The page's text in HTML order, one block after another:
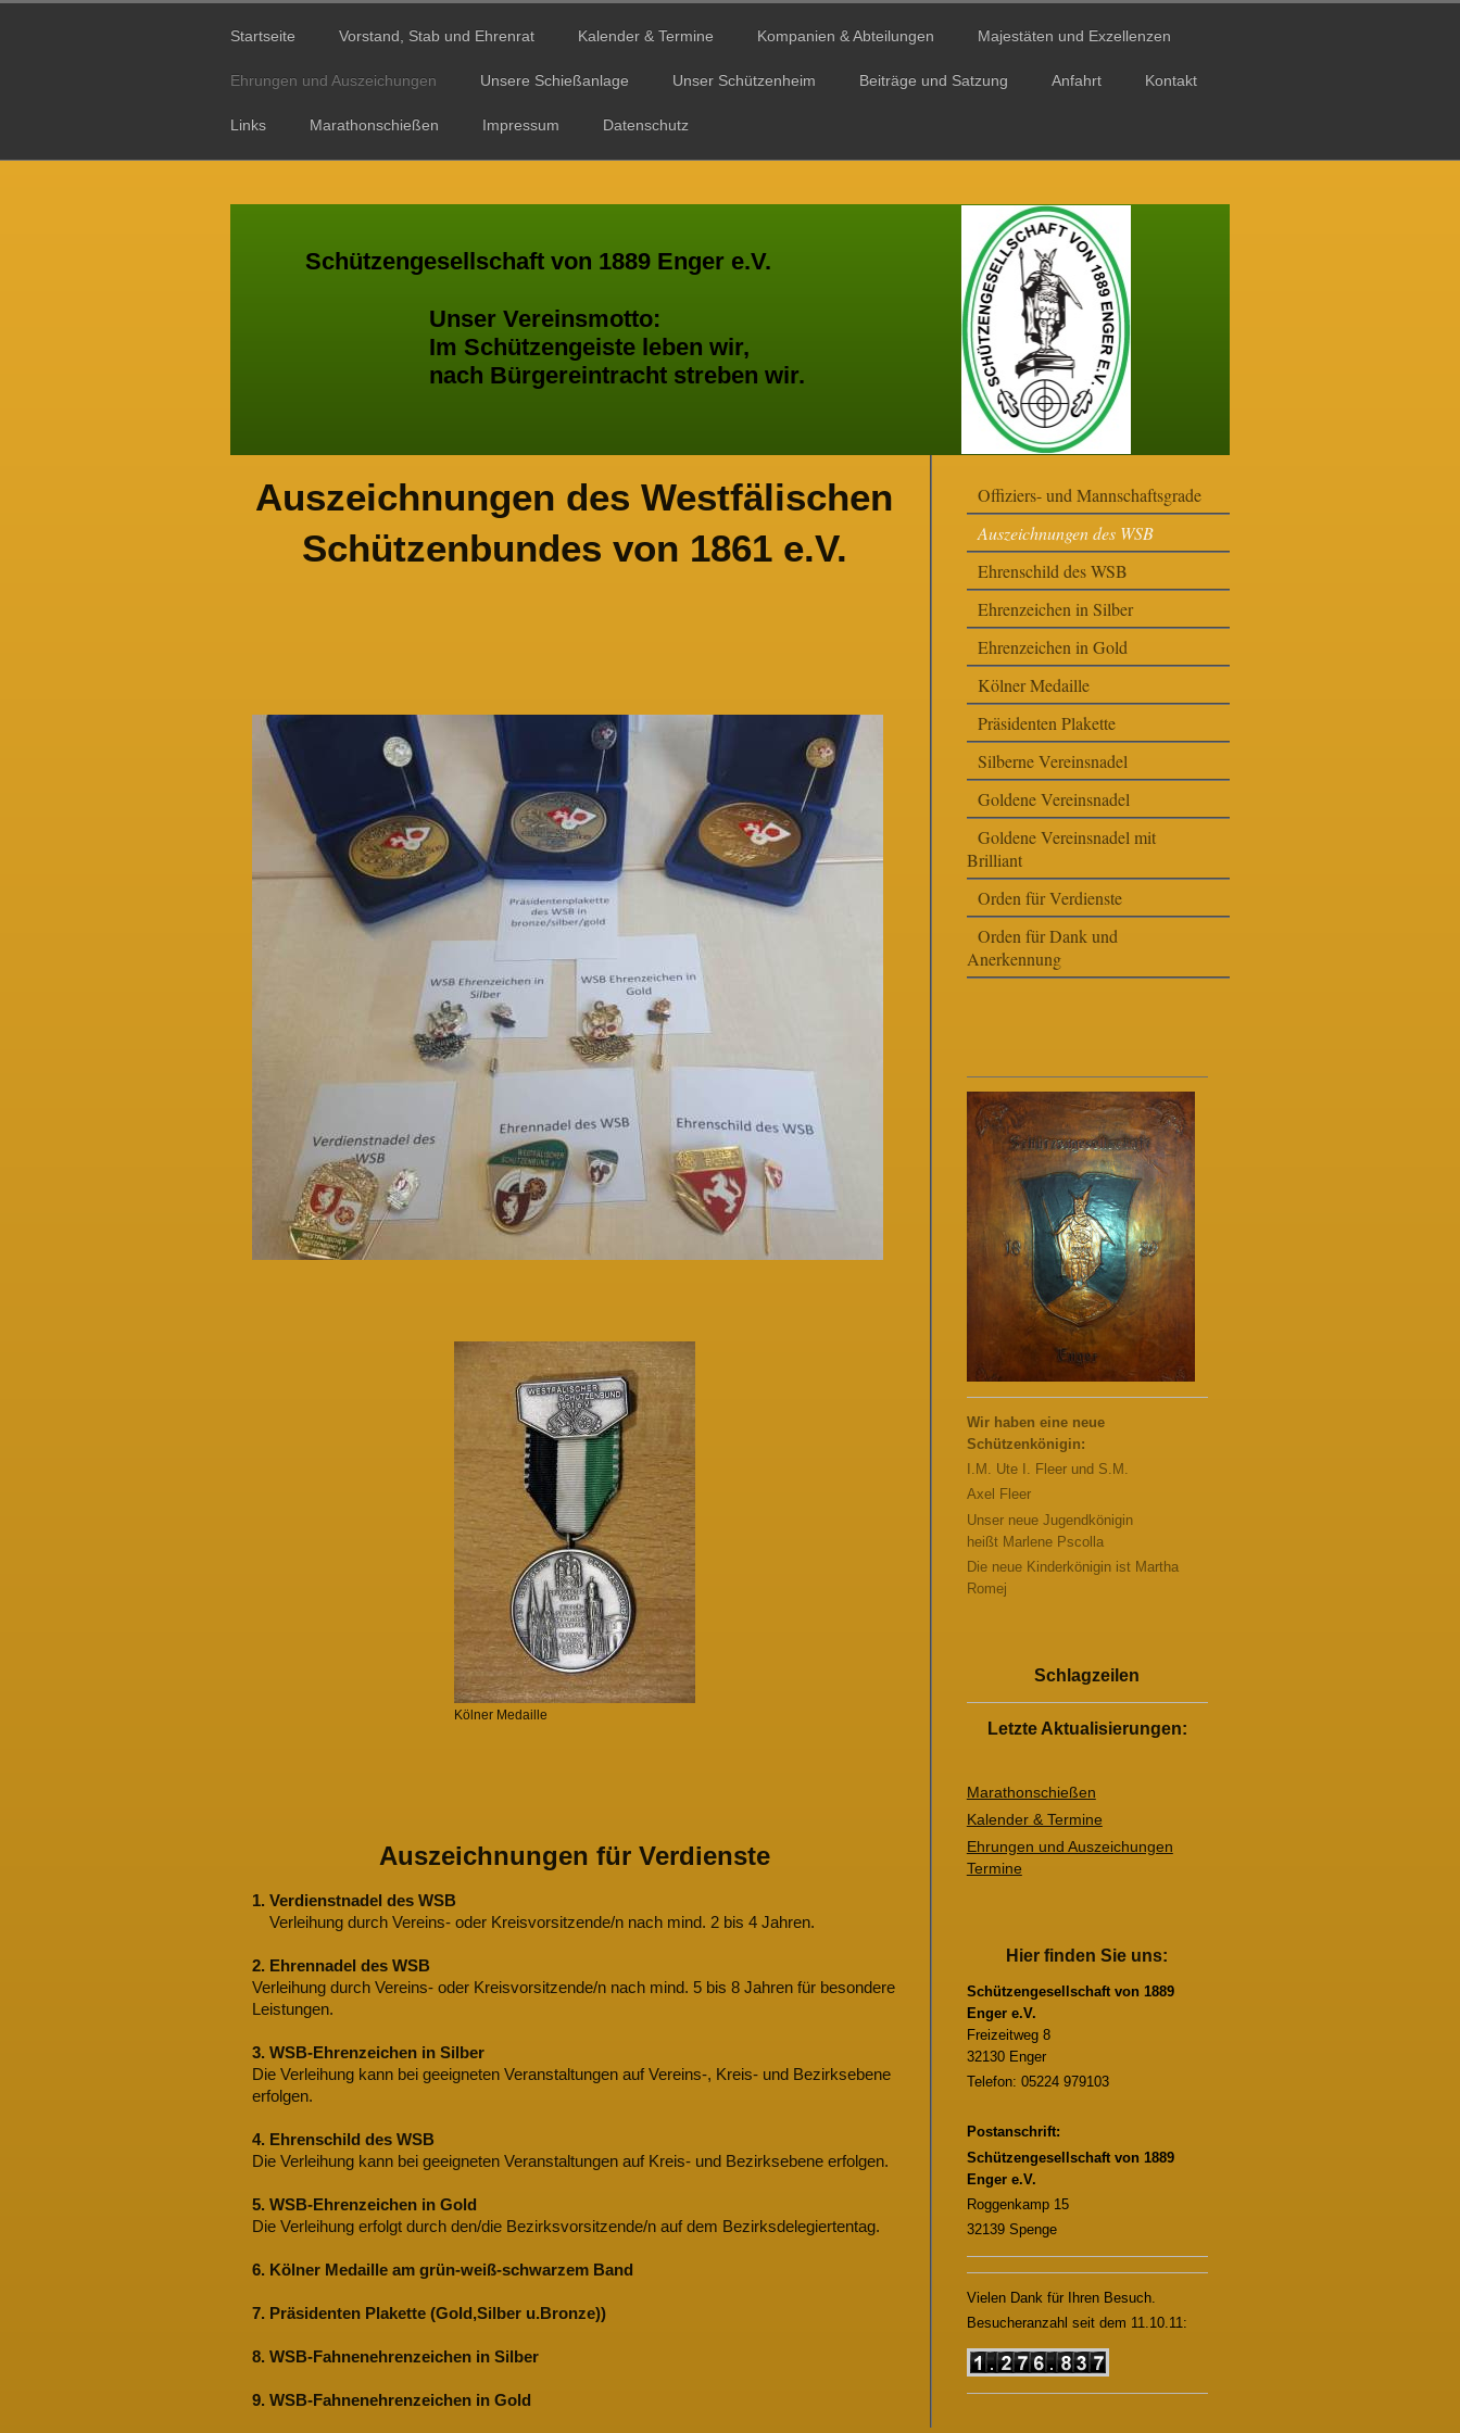
Startseite Vorstand, Stab und Ehrenrat Kalender & Termine Kompanien & Abteilungen Majestäten und Exzellenzen
Ehrungen und Auszeichungen Unsere Schießanlage Unser Schützenheim Beiträge und Satzung Anfahrt Kontakt
Links Marathonschießen Impressum Datenschutz
Schützengesellschaft von 1889 Enger e.V.
Unser Vereinsmotto:
Im Schützengeiste leben wir,
nach Bürgereintracht streben wir.
Auszeichnungen des Westfälischen
Schützenbundes von 1861 e.V.
Kölner Medaille
Auszeichnungen für Verdienste
1. Verdienstnadel des WSB
Verleihung durch Vereins- oder Kreisvorsitzende/n nach mind. 2 bis 4 Jahren.
2. Ehrennadel des WSB
Verleihung durch Vereins- oder Kreisvorsitzende/n nach mind. 5 bis 8 Jahren für besondere
Leistungen.
3. WSB‐Ehrenzeichen in Silber
Die Verleihung kann bei geeigneten Veranstaltungen auf Vereins-, Kreis- und Bezirksebene
erfolgen.
4. Ehrenschild des WSB
Die Verleihung kann bei geeigneten Veranstaltungen auf Kreis- und Bezirksebene erfolgen.
5. WSB-Ehrenzeichen in Gold
Die Verleihung erfolgt durch den/die Bezirksvorsitzende/n auf dem Bezirksdelegiertentag.
6. Kölner Medaille am grün-weiß-schwarzem Band
7. Präsidenten Plakette (Gold,Silber u.Bronze))
8. WSB-Fahnenehrenzeichen in Silber
9. WSB-Fahnenehrenzeichen in Gold
Offiziers- und Mannschaftsgrade
Auszeichnungen des WSB
Ehrenschild des WSB
Ehrenzeichen in Silber
Ehrenzeichen in Gold
Kölner Medaille
Präsidenten Plakette
Silberne Vereinsnadel
Goldene Vereinsnadel
Goldene Vereinsnadel mit
Brilliant
Orden für Verdienste
Orden für Dank und
Anerkennung
Wir haben eine neue
Schützenkönigin:
I.M. Ute I. Fleer und S.M.
Axel Fleer
Unser neue Jugendkönigin
heißt Marlene Pscolla
Die neue Kinderkönigin ist Martha
Romej
Schlagzeilen
Letzte Aktualisierungen:
Marathonschießen
Kalender & Termine
Ehrungen und Auszeichungen
Termine
Hier finden Sie uns:
Schützengesellschaft von 1889
Enger e.V.
Freizeitweg 8
32130 Enger
Telefon: 05224 979103
Postanschrift:
Schützengesellschaft von 1889
Enger e.V.
Roggenkamp 15
32139 Spenge
Vielen Dank für Ihren Besuch.
Besucheranzahl seit dem 11.10.11: